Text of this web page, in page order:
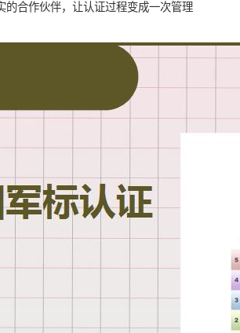
的合作伙伴，让认证过程变成一次管理